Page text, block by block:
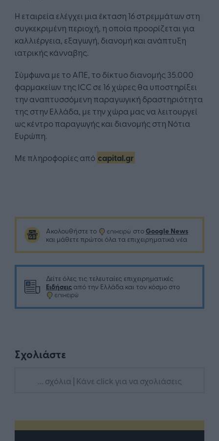
Η εταιρεία ελέγχει μια έκταση 16 στρεμμάτων στη
συγκεκριμένη περιοχή, η οποία προορίζεται για
καλλιέργεια, εξαγωγή, διανομή και ανάπτυξη
ιατρικής κάνναβης.
Σύμφωνα με το ΑΠΕ, το δίκτυο διανομής 35.000
φαρμακείων της ICC σε 16 χώρες θα υποστηρίξει
την αναπτυσσόμενη παραγωγική δραστηριότητα
της στην Ελλάδα, με την χώρα μας να λειτουργεί
ως κέντρο παραγωγής και διανομής στη Νότια
Ευρώπη.
Με πληροφορίες από capital.gr
Ακολουθήστε το στο Google News
και μάθετε πρώτοι όλα τα επιχειρηματικά νέα
Δείτε όλες τις τελευταίες επιχειρηματικές
Ειδήσεις από την Ελλάδα και τον κόσμο στο
Σχολιάστε
... σχόλια | Κάνε click για να σχολιάσεις